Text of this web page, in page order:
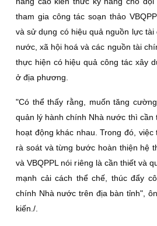
tham gia công tác soạn thảo
và sử dụng có hiệu quả nguồn lực
nước, xã hội hoá và các nguồn tài
thực hiện có hiệu quả công tác xây
ở địa phương.
"Có thể thấy rằng, muốn tăng
quản lý hành chính Nhà nước thì cần
hoạt động khác nhau. Trong đó,
rà soát và từng bước hoàn thiện hệ
và VBQPPL nói riêng là cần thiết và
mạnh cải cách thể chế, thúc đẩy
chính Nhà nước trên địa bàn tỉnh",
kiến./.